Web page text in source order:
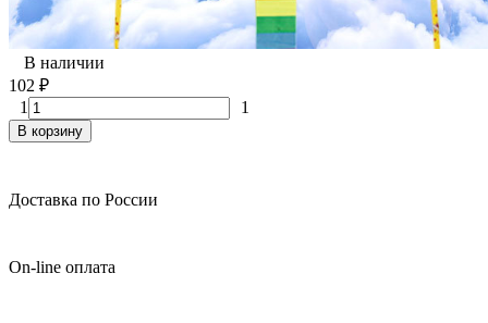
В наличии
102 ₽
1
1
В корзину
Доставка по России
On-line оплата